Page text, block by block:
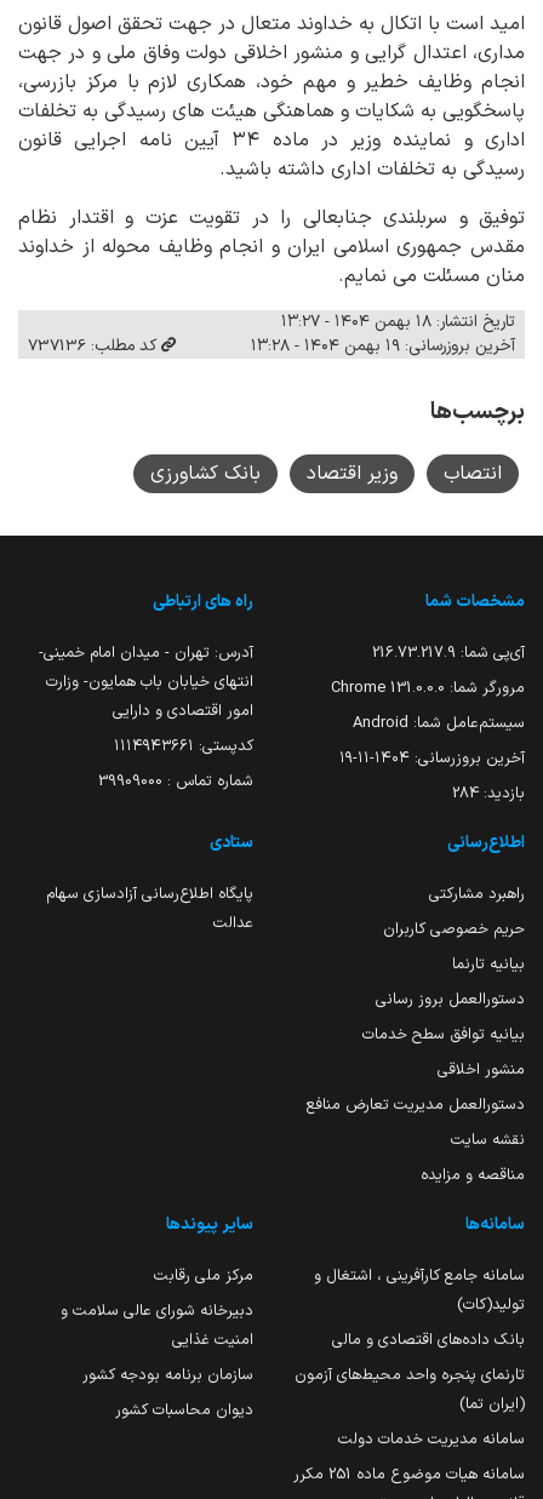
امید است با اتکال به خداوند متعال در جهت تحقق اصول قانون
مداری، اعتدال گرایی و منشور اخلاقی دولت وفاق ملی و در جهت
انجام وظایف خطیر و مهم خود، همکاری لازم با مرکز بازرسی،
پاسخگویی به شکایات و هماهنگی هیئت های رسیدگی به تخلفات
اداری و نماینده وزیر در ماده ۳۴ آیین نامه اجرایی قانون
رسیدگی به تخلفات اداری داشته باشید.
توفیق و سربلندی جنابعالی را در تقویت عزت و اقتدار نظام
مقدس جمهوری اسلامی ایران و انجام وظایف محوله از خداوند
منان مسئلت می نمایم.
تاریخ انتشار: ۱۸ بهمن ۱۴۰۴ - ۱۳:۲۷
آخرین بروزرسانی: ۱۹ بهمن ۱۴۰۴ - ۱۳:۲۸
کد مطلب: 737136
برچسب‌ها
انتصاب وزیر اقتصاد بانک کشاورزی
مشخصات شما
آی‌پی شما: 216.73.217.9
مرورگر شما: 131.0.0.0 Chrome
سیستم‌عامل شما: Android
آخرین بروزرسانی: ۱۴۰۴-۱۱-۱۹
بازدید: 284
راه های ارتباطی
آدرس: تهران - میدان امام خمینی-
انتهای خیابان باب همایون- وزارت
امور اقتصادی و دارایی
کدپستی: ۱۱۱۴۹۴۳۶۶۱
شماره تماس : 39909000
اطلاع‌رسانی
راهبرد مشارکتی
حریم خصوصی کاربران
بیانیه تارنما
دستورالعمل بروز رسانی
بیانیه توافق سطح خدمات
منشور اخلاقی
دستورالعمل مدیریت تعارض منافع
نقشه سایت
مناقصه و مزایده
ستادی
پایگاه اطلاع‌رسانی آزادسازی سهام
عدالت
سامانه‌ها
سامانه جامع کارآفرینی ، اشتغال و
تولید(کات)
بانک داده‌های اقتصادی و مالی
تارنمای پنجره واحد محیط‌های آزمون
(ایران تما)
سامانه مدیریت خدمات دولت
سامانه هیات موضوع ماده 251 مکرر
سایر پیوندها
مرکز ملی رقابت
دبیرخانه شورای عالی سلامت و
امنیت غذایی
سازمان برنامه بودجه کشور
دیوان محاسبات کشور